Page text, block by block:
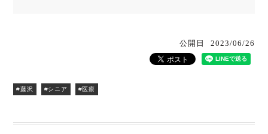
公開日 2023/06/26
#藤沢 #シニア #医療